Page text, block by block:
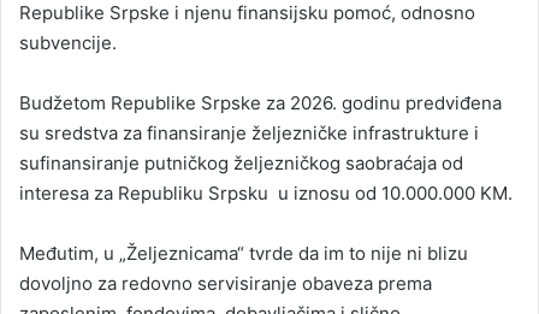
Republike Srpske i njenu finansijsku pomoć, odnosno
subvencije.
Budžetom Republike Srpske za 2026. godinu predviđena
su sredstva za finansiranje željezničke infrastrukture i
sufinansiranje putničkog željezničkog saobraćaja od
interesa za Republiku Srpsku u iznosu od 10.000.000 KM.
Međutim, u „Željeznicama“ tvrde da im to nije ni blizu
dovoljno za redovno servisiranje obaveza prema